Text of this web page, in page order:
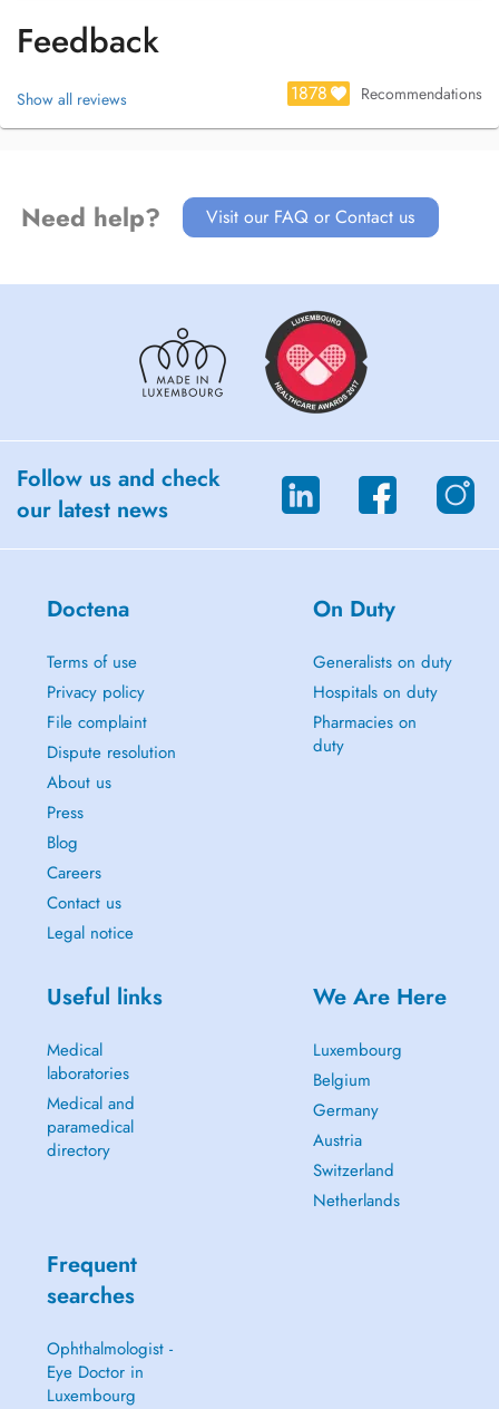
Feedback
Show all reviews 1878 Recommendations
Need help? Visit our FAQ or Contact us
Follow us and check
our latest news
Doctena
Terms of use
Privacy policy
File complaint
Dispute resolution
About us
Press
Blog
Careers
Contact us
Legal notice
On Duty
Generalists on duty
Hospitals on duty
Pharmacies on
duty
Useful links
Medical
laboratories
Medical and
paramedical
directory
We Are Here
Luxembourg
Belgium
Germany
Austria
Switzerland
Netherlands
Frequent
searches
Ophthalmologist -
Eye Doctor in
Luxembourg